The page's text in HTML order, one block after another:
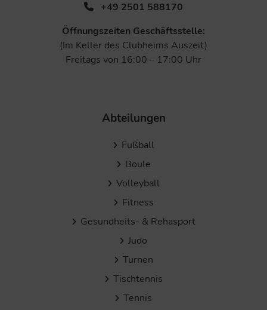
+49 2501 588170
Öffnungszeiten Geschäftsstelle:
(Im Keller des Clubheims Auszeit)
Freitags von 16:00 – 17:00 Uhr
Abteilungen
Fußball
Boule
Volleyball
Fitness
Gesundheits- & Rehasport
Judo
Turnen
Tischtennis
Tennis